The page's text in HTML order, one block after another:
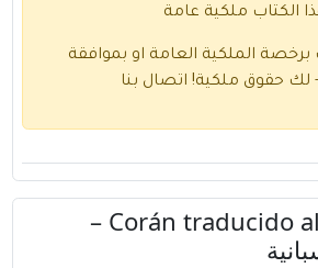
الكتاب ملكية عامة
برخصة الملكية العامة او بموافقة
لك حقوق ملكية! اتصال بنا
Corán traducido al español PDF –